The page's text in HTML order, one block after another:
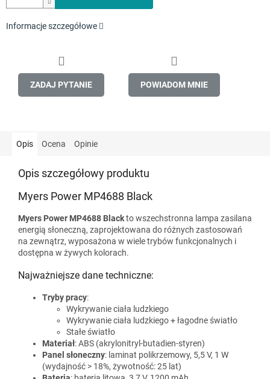
Informacje szczegółowe
ZADAJ PYTANIE POWIADOM MNIE
Opis Ocena Opinie
Opis szczegółowy produktu
Myers Power MP4688 Black
Myers Power MP4688 Blackto wszechstronna lampa zasilana
energią słoneczną, zaprojektowana do różnych zastosowań
na zewnątrz, wyposażona w wiele trybów funkcjonalnych i
dostępna w żywych kolorach.
Najważniejsze dane techniczne:
Tryby pracy:
Wykrywanie ciała ludzkiego
Wykrywanie ciała ludzkiego + łagodne światło
Stałe światło
Materiał: ABS (akrylonitryl-butadien-styren)
Panel słoneczny: laminat polikrzemowy, 5,5 V, 1 W
(wydajność > 18%, żywotność: 25 lat)